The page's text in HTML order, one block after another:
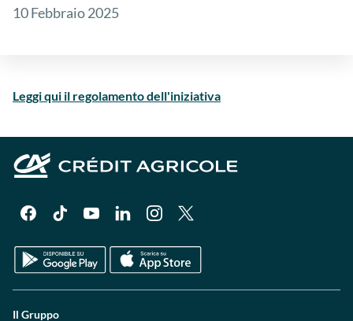
10 Febbraio 2025
Leggi qui il regolamento dell'iniziativa
Il Gruppo